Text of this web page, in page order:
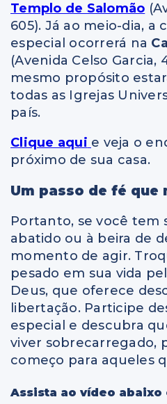
Templo de Salomão
605). Já ao meio-dia, a
especial ocorrerá na
(Avenida Celso Garcia,
mesmo propósito
todas as Igrejas
país.
Clique aqui e veja o
próximo de sua casa.
Um passo de fé que
Portanto, se você tem
abatido ou à beira de
momento de agir.
pesado em sua vida
Deus, que oferece
libertação. Participe
especial e descubra
viver sobrecarregado,
começo para aqueles
Assista ao vídeo abaixo